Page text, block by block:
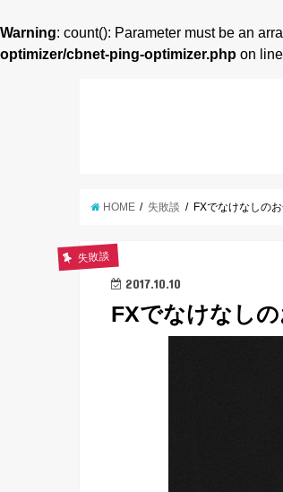
Warning: count(): Parameter must be an
optimizer/cbnet-ping-optimizer.php on line
HOME 失敗談 FXでなけなしの
失敗談
2017.10.10
FXでなけなし